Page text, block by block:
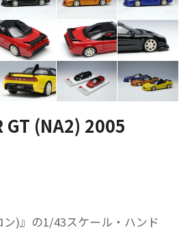
GT (NA2) 2005
ン)』の1/43スケール・ハンド